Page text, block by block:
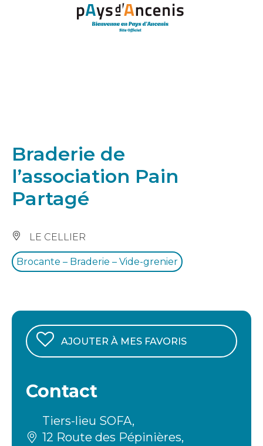
Panneau de gestion des cookies
Braderie de
l’association Pain
Partagé
LE CELLIER
Brocante – Braderie – Vide-grenier
AJOUTER À MES FAVORIS
Contact
Tiers-lieu SOFA,
12 Route des Pépinières,